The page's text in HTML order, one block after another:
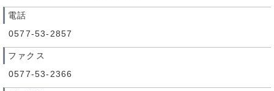
電話
0577-53-2857
ファクス
0577-53-2366